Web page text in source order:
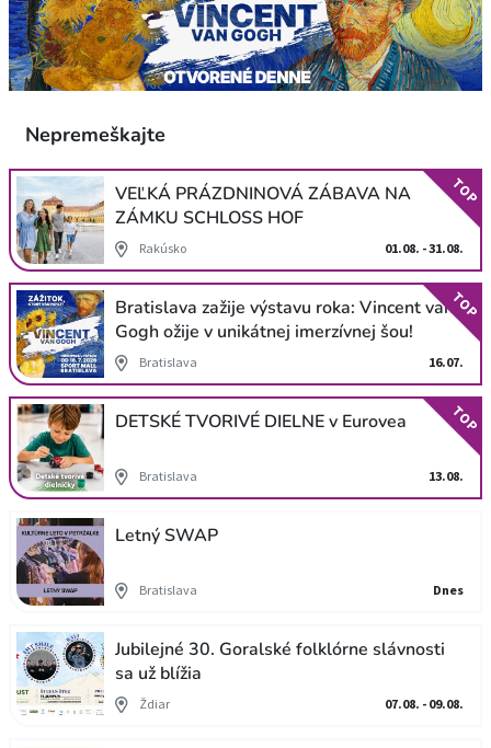
Nepremeškajte
VEĽKÁ PRÁZDNINOVÁ ZÁBAVA NA
ZÁMKU SCHLOSS HOF
Rakúsko 01.08. - 31.08.
TOP
Bratislava zažije výstavu roka: Vincent van
Gogh ožije v unikátnej imerzívnej šou!
Bratislava 16.07.
TOP
DETSKÉ TVORIVÉ DIELNE v Eurovea
Bratislava 13.08.
TOP
Letný SWAP
Bratislava Dnes
Jubilejné 30. Goralské folklórne slávnosti
sa už blížia
Ždiar 07.08. - 09.08.